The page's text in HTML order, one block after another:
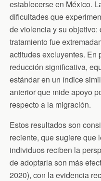
establecerse en México.
dificultades que
de violencia y su
tratamiento fue
actitudes excluyentes. En
reducción significativa,
estándar en un índice
anterior que mide apoyo
respecto a la migración.
Estos resultados son
reciente, que sugiere que
individuos reciben la
de adoptarla son más
2020), con la evidencia